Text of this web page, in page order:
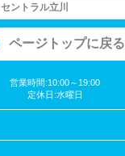
セントラル立川
ページトップに戻る
営業時間:10:00～19:00
定休日:水曜日